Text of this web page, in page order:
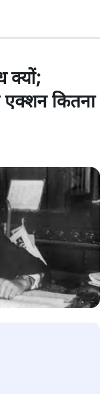
क्यों;
कितना